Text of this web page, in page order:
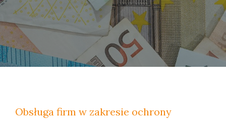
Obsługa firm w zakresie ochrony